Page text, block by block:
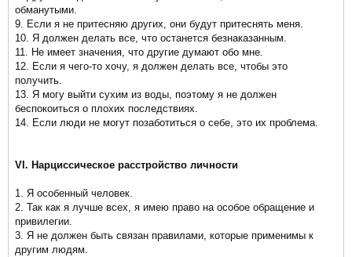
обманутыми.
9. Если я не притесняю других, они будут притеснять меня.
10. Я должен делать все, что останется безнаказанным.
11. Не имеет значения, что другие думают обо мне.
12. Если я чего-то хочу, я должен делать все, чтобы это
получить.
13. Я могу выйти сухим из воды, поэтому я не должен
беспокоиться о плохих последствиях.
14. Если люди не могут позаботиться о себе, это их проблема.
VI. Нарциссическое расстройство личности
1. Я особенный человек.
2. Так как я лучше всех, я имею право на особое обращение и
привилегии.
3. Я не должен быть связан правилами, которые применимы к
другим людям.